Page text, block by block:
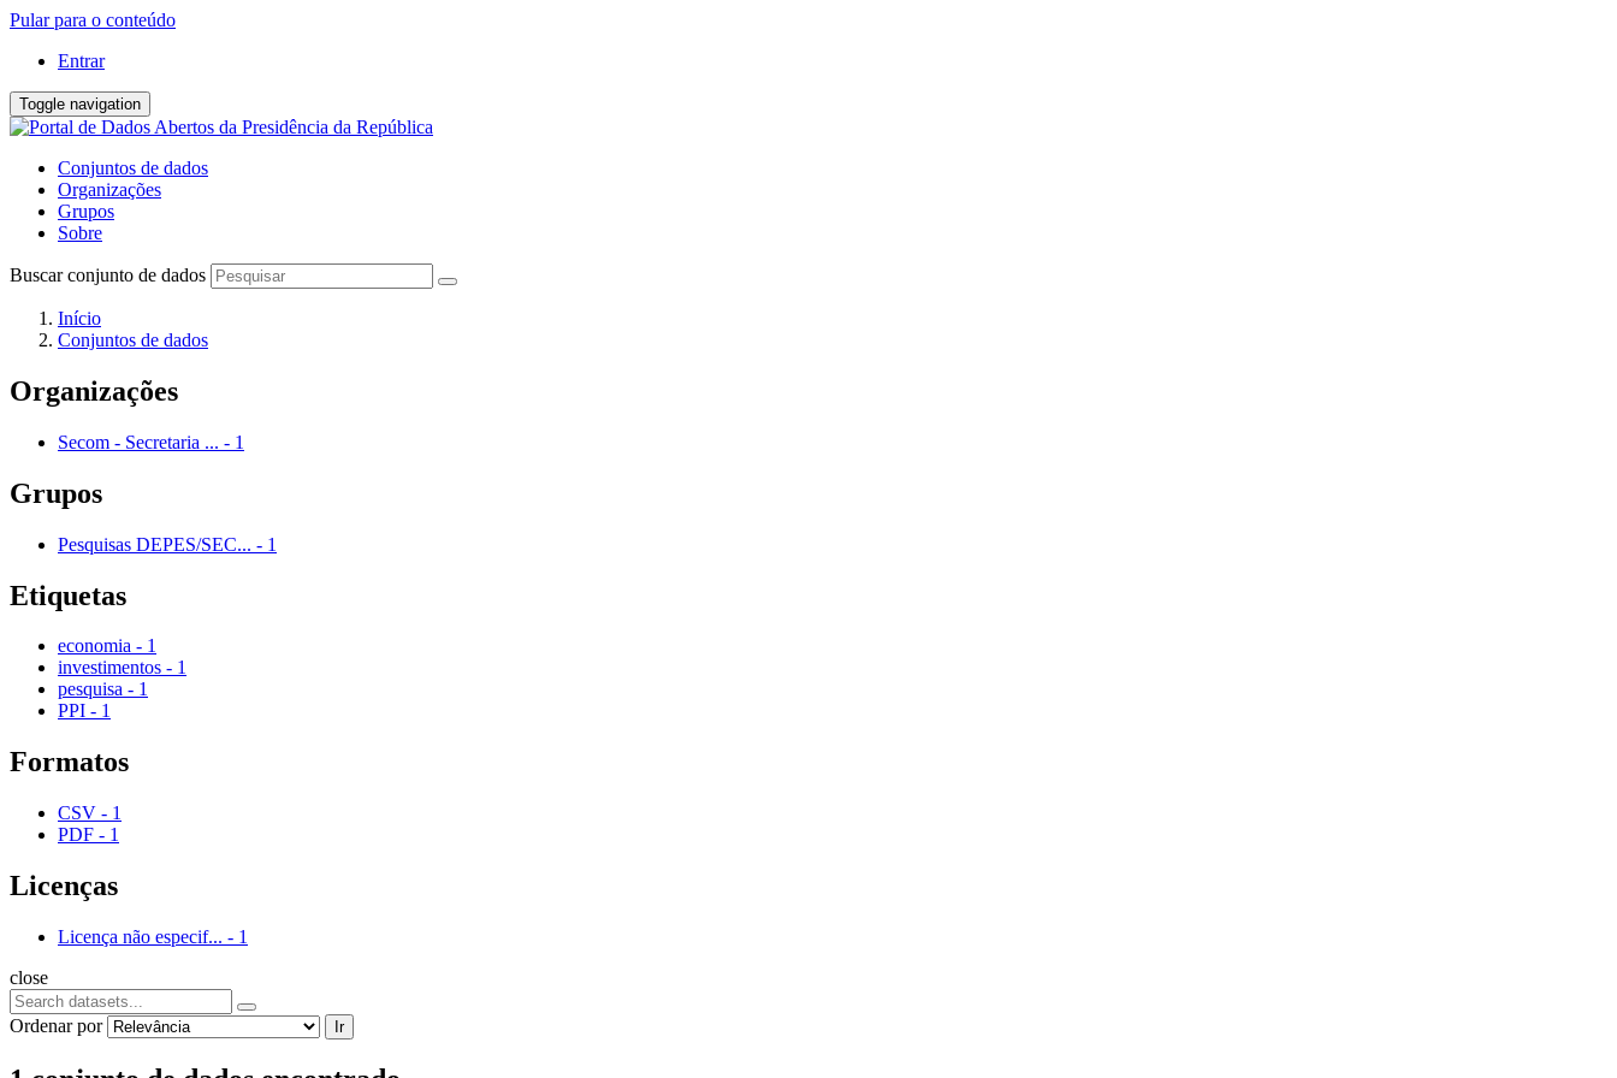
Pular para o conteúdo
Entrar
Toggle navigation
Conjuntos de dados
Organizações
Grupos
Sobre
Buscar conjunto de dados
Início
Conjuntos de dados
Organizações
Secom - Secretaria ... - 1
Grupos
Pesquisas DEPES/SEC... - 1
Etiquetas
economia - 1
investimentos - 1
pesquisa - 1
PPI - 1
Formatos
CSV - 1
PDF - 1
Licenças
Licença não especif... - 1
close
Ordenar por Ir